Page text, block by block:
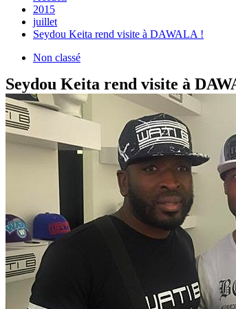
2015
juillet
Seydou Keita rend visite à DAWALA !
Non classé
Seydou Keita rend visite à